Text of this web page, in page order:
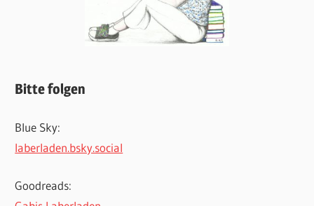
Bitte folgen
Blue Sky:
laberladen.bsky.social
Goodreads: